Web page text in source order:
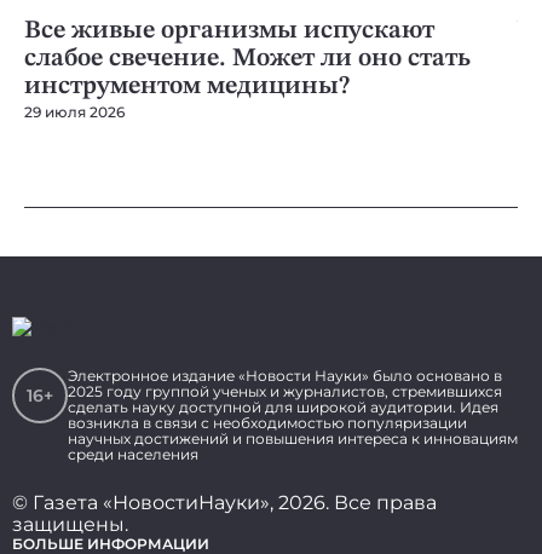
Все живые организмы испускают
слабое свечение. Может ли оно стать
инструментом медицины?
29 июля 2026
16+
Электронное издание «Новости Науки» было основано в
2025 году группой ученых и журналистов, стремившихся
сделать науку доступной для широкой аудитории. Идея
возникла в связи с необходимостью популяризации
научных достижений и повышения интереса к инновациям
среди населения
© Газета «НовостиНауки», 2026. Все права
защищены.
БОЛЬШЕ ИНФОРМАЦИИ